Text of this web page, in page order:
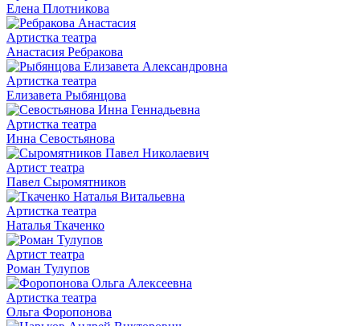
Елена Плотникова
Артистка театра
Анастасия Ребракова
Артистка театра
Елизавета Рыбянцова
Артистка театра
Инна Севостьянова
Артист театра
Павел Сыромятников
Артистка театра
Наталья Ткаченко
Артист театра
Роман Тулупов
Артистка театра
Ольга Форопонова